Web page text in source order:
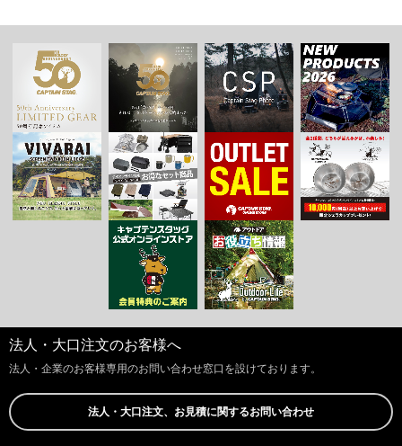
法人・大口注文のお客様へ
法人・企業のお客様専用のお問い合わせ窓口を設けております。
法人・大口注文、お見積に関するお問い合わせ